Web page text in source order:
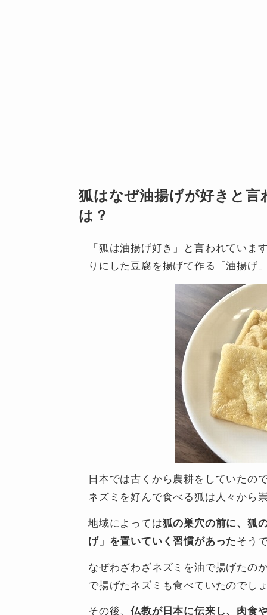
狐はなぜ油揚げが好きと
は？
「狐は油揚げ好き」と言われてい
りにした豆腐を揚げて作る「油揚げ
日本では古くから農耕をしていたの
ネズミを好んで食べる狐は人々から
地域によっては狐の巣穴の前に、狐
げ」を置いていく習慣があったそう
なぜわざわざネズミを油で揚げたの
で揚げたネズミも食べていたのでし
その後、仏教が日本に伝来し、肉食